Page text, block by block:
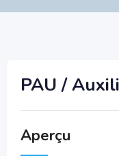
PAU /
Aperçu